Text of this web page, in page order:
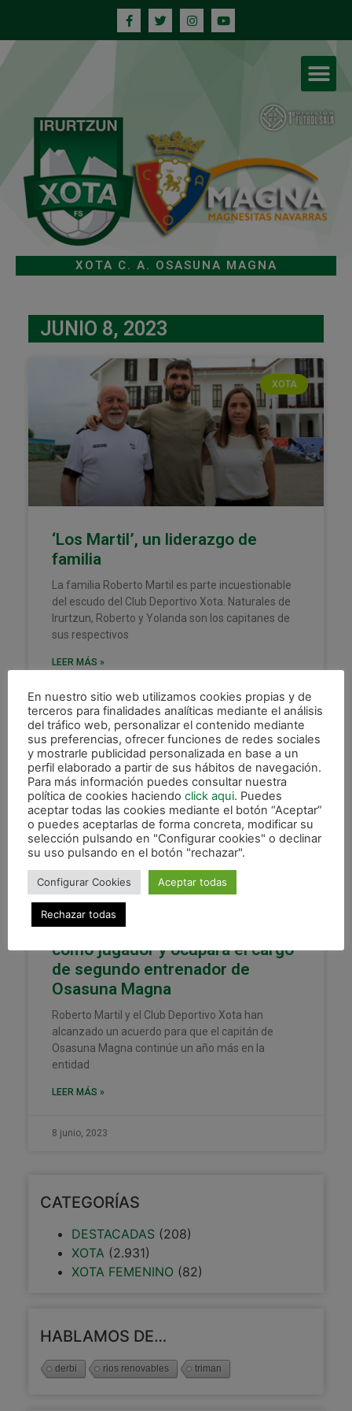
XOTA C. A. OSASUNA MAGNA
JUNIO 8, 2023
XOTA
‘Los Martil’, un liderazgo de
familia
La familia Roberto Martil es parte incuestionable
del escudo del Club Deportivo Xota. Naturales de
Irurtzun, Roberto y Yolanda son los capitanes de
sus respectivos
LEER MÁS »
8 junio, 2023
XOTA
Roberto Martil amplía su contrato
como jugador y ocupará el cargo
de segundo entrenador de
Osasuna Magna
Roberto Martil y el Club Deportivo Xota han
alcanzado un acuerdo para que el capitán de
Osasuna Magna continúe un año más en la
entidad
LEER MÁS »
8 junio, 2023
CATEGORÍAS
DESTACADAS (208)
XOTA(2.931)
XOTA FEMENINO (82)
HABLAMOS DE…
derbi rios renovables triman
En nuestro sitio web utilizamos cookies propias y de
terceros para finalidades analíticas mediante el análisis
del tráfico web, personalizar el contenido mediante
sus preferencias, ofrecer funciones de redes sociales
y mostrarle publicidad personalizada en base a un
perfil elaborado a partir de sus hábitos de navegación.
Para más información puedes consultar nuestra
política de cookies haciendo click aqui. Puedes
aceptar todas las cookies mediante el botón “Aceptar”
o puedes aceptarlas de forma concreta, modificar su
selección pulsando en "Configurar cookies" o declinar
su uso pulsando en el botón "rechazar".
Configurar Cookies Aceptar todas
Rechazar todas